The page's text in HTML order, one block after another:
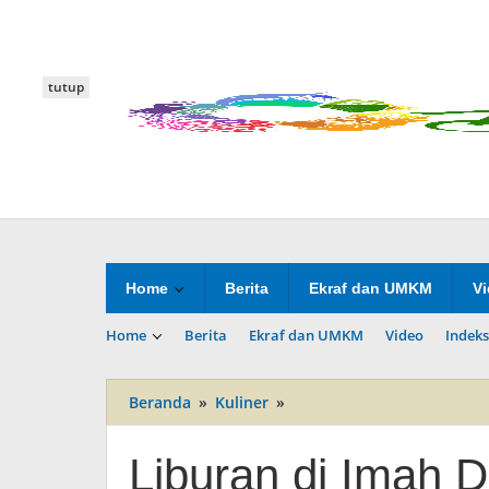
Home Berita Ekraf dan UMKM
Home Berita Ekraf dan UMKM Video
tutup
Beranda » Kuliner »
di
Durian
Liburan di Imah